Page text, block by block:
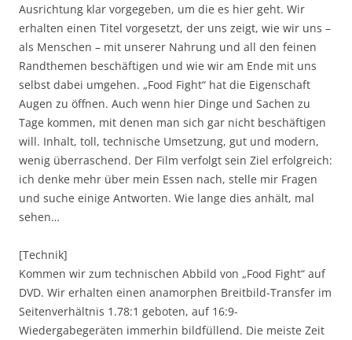
Ausrichtung klar vorgegeben, um die es hier geht. Wir
erhalten einen Titel vorgesetzt, der uns zeigt, wie wir uns –
als Menschen – mit unserer Nahrung und all den feinen
Randthemen beschäftigen und wie wir am Ende mit uns
selbst dabei umgehen. „Food Fight“ hat die Eigenschaft
Augen zu öffnen. Auch wenn hier Dinge und Sachen zu
Tage kommen, mit denen man sich gar nicht beschäftigen
will. Inhalt, toll, technische Umsetzung, gut und modern,
wenig überraschend. Der Film verfolgt sein Ziel erfolgreich:
ich denke mehr über mein Essen nach, stelle mir Fragen
und suche einige Antworten. Wie lange dies anhält, mal
sehen…
[Technik]
Kommen wir zum technischen Abbild von „Food Fight“ auf
DVD. Wir erhalten einen anamorphen Breitbild-Transfer im
Seitenverhältnis 1.78:1 geboten, auf 16:9-
Wiedergabegeräten immerhin bildfüllend. Die meiste Zeit